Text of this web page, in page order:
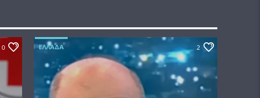
0 ΕΛΛΆΔΑ 2